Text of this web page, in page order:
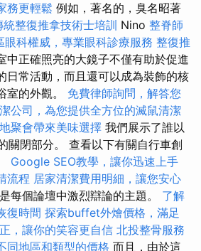
務更輕鬆 例如，著名的，臭名昭著
統整復推拿技術士培訓 Nino 整脊師
眼科權威，專業眼科診療服務 整復推
中正確照亮的大鏡子不僅有助於促進
日常活動，而且還可以成為裝飾的核
室的外觀。 免費律師詢問，解答您
公司，為您提供全方位的滅鼠清潔
聚會帶來美味選擇 我們展示了誰以
關閉部分。 查看以下有關自行車創
Google SEO教學，讓你迅速上手
流程 居家清潔費用明細，讓您安心
每個論壇中激烈辯論的主題。 了解
復時間 探索buffet外燴價格，滿足
，讓你的笑容更自信 北投整骨服務
同地區和類型的價格 而且，由於這